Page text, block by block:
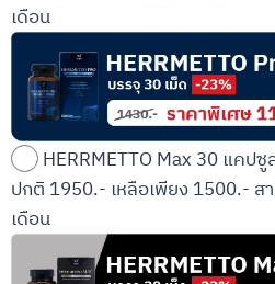
เดือน
HERRMETTO Max 30 แคป
ปกติ 1950.- เหลือเพียง 1500.- สา
เดือน